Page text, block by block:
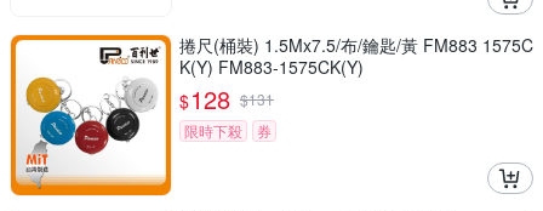
捲尺(桶裝) 1.5Mx7.5/布/鑰匙/黃 FM883 1575C
K(Y) FM883-1575CK(Y)
$128 $131
限時下殺
券